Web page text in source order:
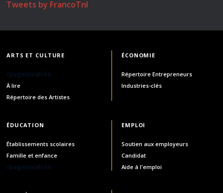
Tweets by FrancoTnl
ARTS ET CULTURE
/pageInvalide
À lire
Répertoire des Artistes
ÉCONOMIE
Répertoire Entrepreneurs
Industries-clés
ÉDUCATION
Établissements scolaires
Famille et enfance
/pageInvalide
EMPLOI
Soutien aux employeurs
Candidat
Aide à l'emploi